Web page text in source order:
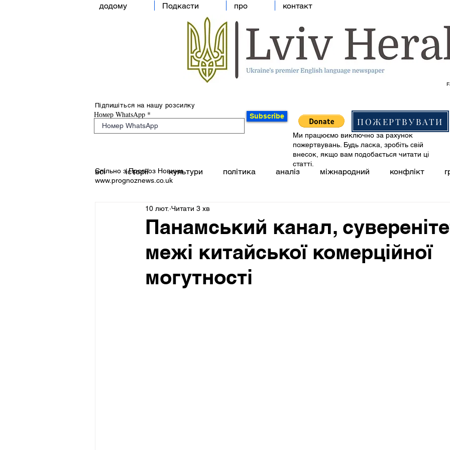
додому Подкасти про контакт
Підпишіться на нашу розсилку
Номер WhatsApp Subscribe ПОЖЕРТВУВАТИ
Спільно з Прогноз Новини
www.prognoznews.co.uk
Ми працюємо виключно за рахунок
пожертвувань. Будь ласка, зробіть свій
внесок, якщо вам подобається читати ці
статті.
всі історії культури політика аналіз міжнародний конфлікт
Панамський канал,
межі китайської комерційної
могутності
10 лют. Читати 3 хв